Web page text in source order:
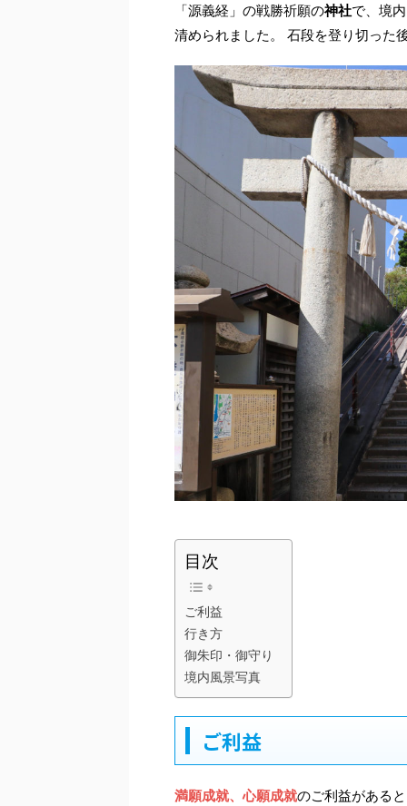
「源義経」の戦勝祈願の神社で、境
清められました。 石段を登り切った
目次
ご利益
行き方
御朱印・御守り
境内風景写真
ご利益
満願成就、心願成就のご利益がある